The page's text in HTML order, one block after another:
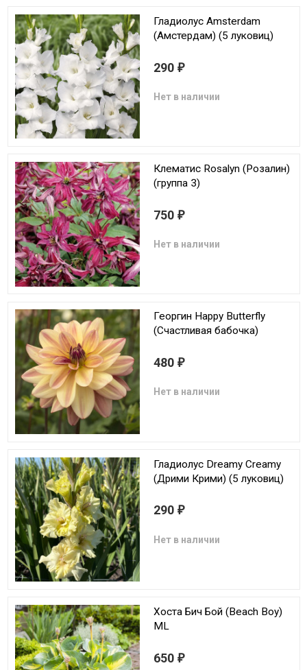
Гладиолус Amsterdam
(Амстердам) (5 луковиц)
290 ₽
Нет в наличии
Клематис Rosalyn (Розалин)
(группа 3)
750 ₽
Нет в наличии
Георгин Happy Butterfly
(Счастливая бабочка)
480 ₽
Нет в наличии
Гладиолус Dreamy Creamy
(Дрими Крими) (5 луковиц)
290 ₽
Нет в наличии
Хоста Бич Бой (Beach Boy)
ML
650 ₽